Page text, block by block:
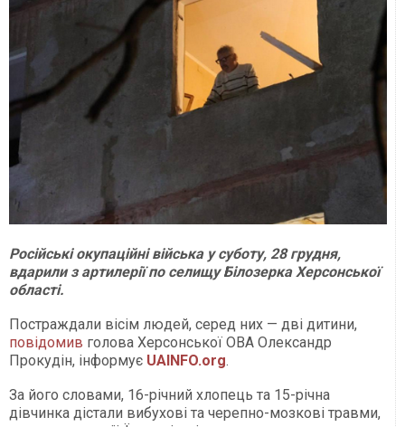
Російські окупаційні війська у суботу, 28 грудня,
вдарили з артилерії по селищу Білозерка Херсонської
області.
Постраждали вісім людей, серед них — дві дитини,
повідомив голова Херсонської ОВА Олександр
Прокудін, інформує UAINFO.org.
За його словами, 16-річний хлопець та 15-річна
дівчинка дістали вибухові та черепно-мозкові травми,